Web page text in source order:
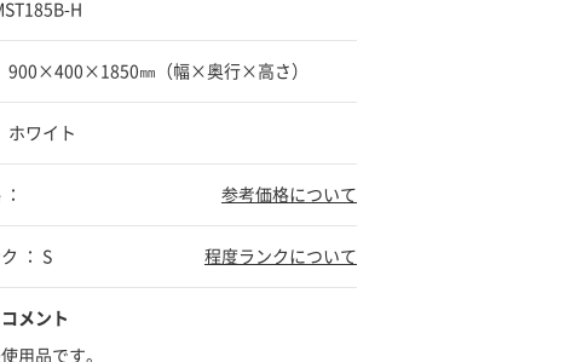
H
900×400×1850㎜（幅×奥行×高さ）
ホワイト
参考価格について
： S 程度ランクについて
メント
用品です。